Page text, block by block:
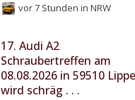
vor 7 Stunden inNRW
17. Audi A2
Schraubertreffen am
08.08.2026 in 59510
wird schräg . . .